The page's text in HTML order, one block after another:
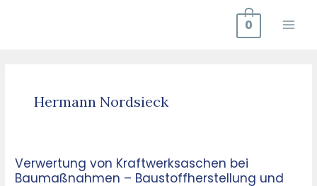
0
Hermann Nordsieck
Verwertung von Kraftwerksaschen bei
Baumaßnahmen – Baustoffherstellung und
Verwertung
von